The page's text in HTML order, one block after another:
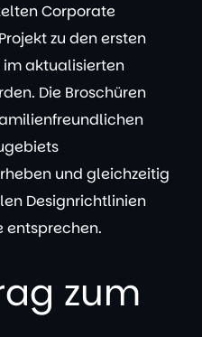
Corporate
zu den ersten
aktualisierten
Die Broschüren
und gleichzeitig
Designrichtlinien
entsprechen.
zum